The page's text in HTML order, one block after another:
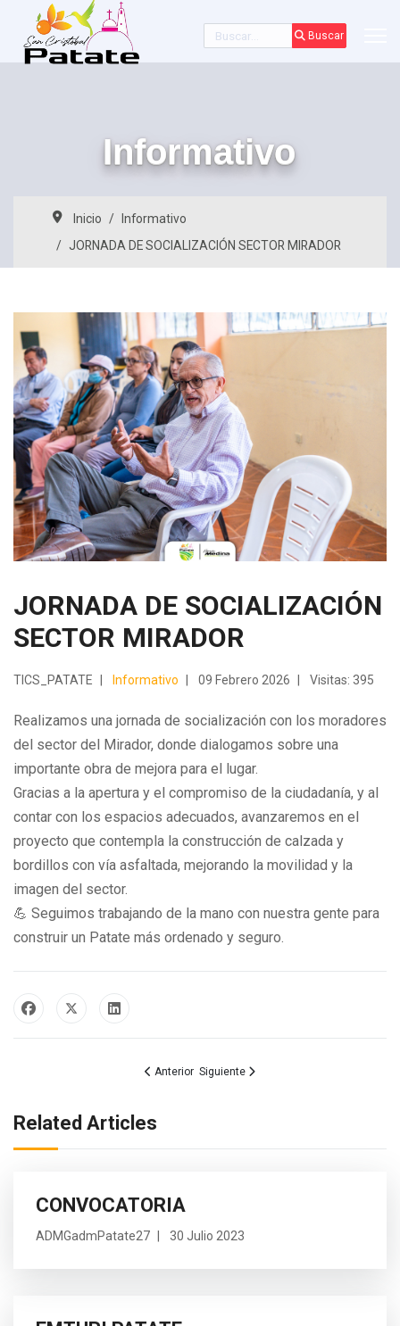
Buscar Buscar
Informativo
Inicio
Informativo
JORNADA DE SOCIALIZACIÓN SECTOR MIRADOR
JORNADA DE SOCIALIZACIÓN
SECTOR MIRADOR
TICS_PATATE Informativo 09 Febrero 2026 Visitas: 395
Realizamos una jornada de socialización con los moradores
del sector del Mirador, donde dialogamos sobre una
importante obra de mejora para el lugar.
Gracias a la apertura y el compromiso de la ciudadanía, y al
contar con los espacios adecuados, avanzaremos en el
proyecto que contempla la construcción de calzada y
bordillos con vía asfaltada, mejorando la movilidad y la
imagen del sector.
💪 Seguimos trabajando de la mano con nuestra gente para
construir un Patate más ordenado y seguro.
Artículo anterior: 𝐒𝐞𝐠𝐮𝐢𝐦𝐨𝐬 𝐭𝐫𝐚𝐛𝐚𝐣𝐚𝐧𝐝𝐨 𝐩𝐨𝐫 𝐥𝐚
Anterior Artículo siguiente: JORNADA DE
Siguiente
Related Articles
CONVOCATORIA
ADMGadmPatate27 30 Julio 2023